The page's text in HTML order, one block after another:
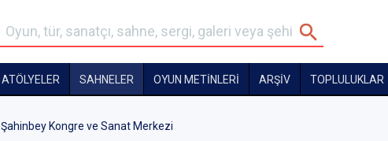
ATÖLYELER SAHNELER OYUN METİNLERİ ARŞİV TOPLULUKLAR
Şahinbey Kongre ve Sanat Merkezi